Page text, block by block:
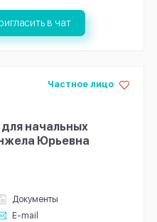
в чат
начальных
Юрьевна
Документы
E-mail
Частное лицо